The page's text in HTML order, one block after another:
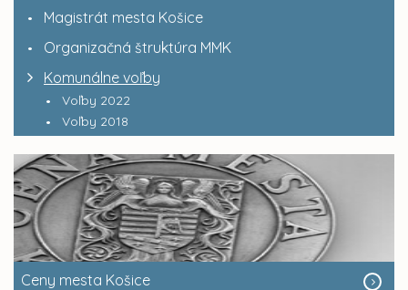
Magistrát mesta Košice
Organizačná štruktúra MMK
Komunálne voľby
Voľby 2022
Voľby 2018
Ceny mesta Košice